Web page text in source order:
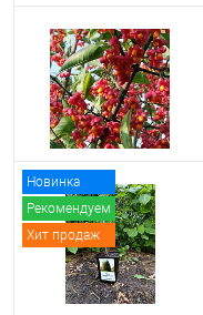
Новинка
Рекомендуем
Хит продаж